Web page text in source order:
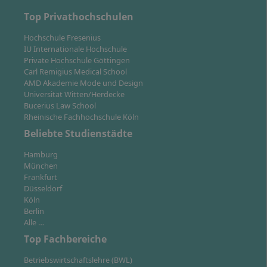
Individuelle Spezialisierung: Drei von fünf
Wahlmodulen kannst du nach deinen Interessen
wählen.
Studienverlaufsplan zur Orientierung und Planung
verfügbar.
Du erhältst durchgehend Betreuung durch
Studycoaches und Dozierende sowie Zugang zu
digitalen Bibliotheken und Fachportalen.
Karrierechancen & Berufsmöglichkeiten nach
dem Bachelor Personalmanagement
Der Abschluss qualifiziert dich für ein breites
Top Privathochschulen
Hochschule Fresenius
IU Internationale Hochschule
Private Hochschule Göttingen
Carl Remigius Medical School
AMD Akademie Mode und Design
Universität Witten/Herdecke
Bucerius Law School
Rheinische Fachhochschule Köln
Beliebte Studienstädte
Hamburg
München
Frankfurt
Düsseldorf
Köln
Berlin
Alle …
Top Fachbereiche
Betriebswirtschaftslehre (BWL)